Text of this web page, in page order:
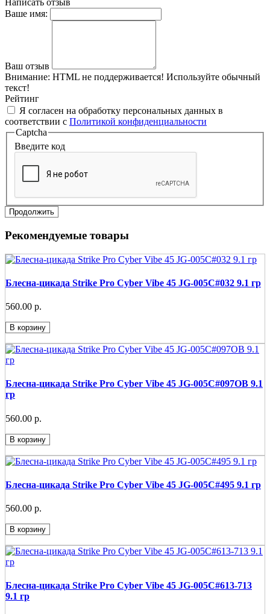
Ваше имя:
Ваш отзыв
Внимание: HTML не поддерживается! Используйте обычный
текст!
Рейтинг
Я согласен на обработку персональных данных в
соответствии с Политикой конфиденциальности
Captcha
Введите код
Продолжить
Рекомендуемые товары
Блесна-цикада Strike Pro Cyber Vibe 45 JG-005C#032 9.1 гр
560.00 р.
В корзину
Блесна-цикада Strike Pro Cyber Vibe 45 JG-005C#097OB 9.1
гр
560.00 р.
В корзину
Блесна-цикада Strike Pro Cyber Vibe 45 JG-005C#495 9.1 гр
560.00 р.
В корзину
Блесна-цикада Strike Pro Cyber Vibe 45 JG-005C#613-713
9.1 гр